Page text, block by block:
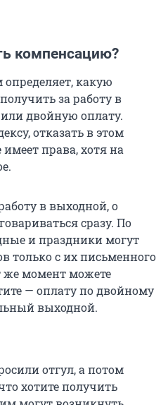
компенсацию?
какую
за работу в
двойную оплату.
отказать в этом
имеет права, хотя на
в выходной, о
сразу. По
и праздники могут
только с их письменного
же момент можете
— оплату по двойному
выходной.
отгул, а потом
хотите получить